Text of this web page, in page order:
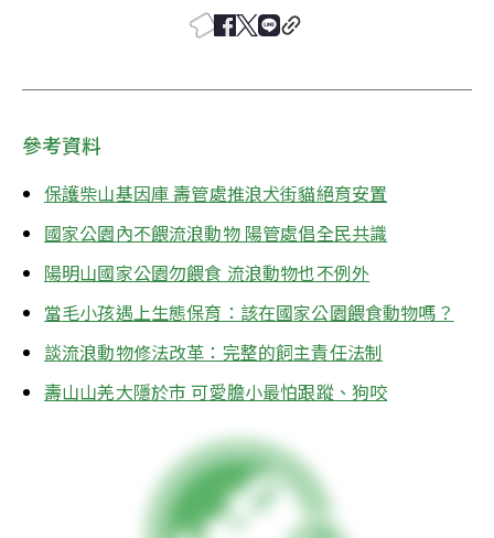
參考資料
保護柴山基因庫 壽管處推浪犬街貓絕育安置
國家公園內不餵流浪動物 陽管處倡全民共識
陽明山國家公園勿餵食 流浪動物也不例外
當毛小孩遇上生態保育：該在國家公園餵食動物嗎？
談流浪動物修法改革：完整的飼主責任法制
壽山山羌大隱於市 可愛膽小最怕跟蹤、狗咬